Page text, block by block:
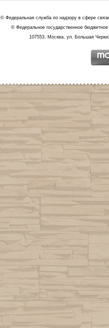
© Федеральная служба по надзору в сфере
© Федеральное государственное
107553, Москва, ул. Большая